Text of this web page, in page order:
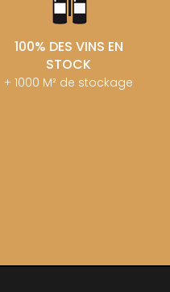
100% DES VINS EN
STOCK
+ 1000 M² de stockage